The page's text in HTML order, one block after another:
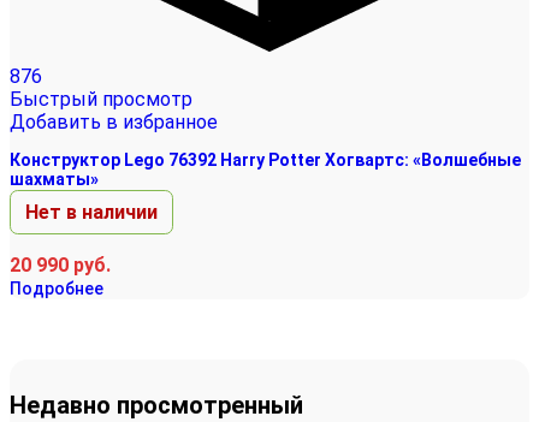
876
Быстрый просмотр
Добавить в избранное
Конструктор Lego 76392 Harry Potter Хогвартс: «Волшебные
шахматы»
Нет в наличии
20 990 руб.
Подробнее
Недавно просмотренный